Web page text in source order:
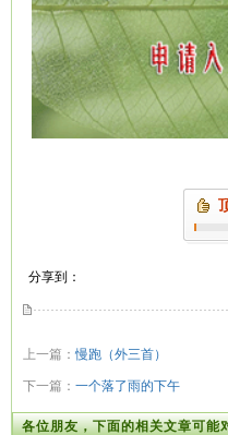
分享到：
上一篇：慢跑（外三首）
下一篇： 一个落了雨的下午
各位朋友，下面的相关文章可能